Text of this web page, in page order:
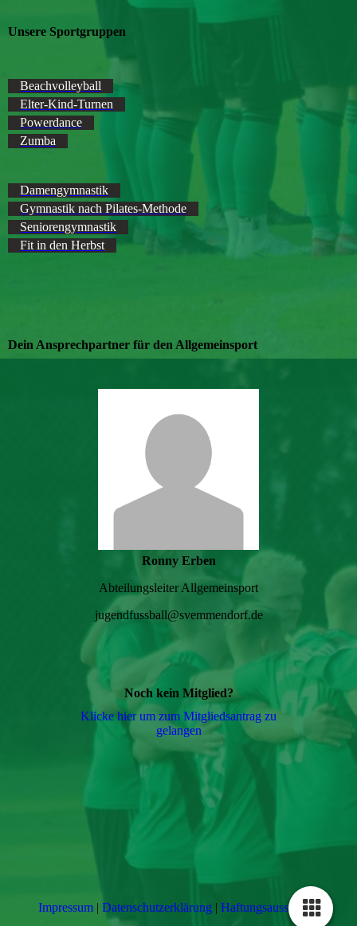
Unsere Sportgruppen
Beachvolleyball
Elter-Kind-Turnen
Powerdance
Zumba
Damengymnastik
Gymnastik nach Pilates-Methode
Seniorengymnastik
Fit in den Herbst
Dein Ansprechpartner für den Allgemeinsport
Ronny Erben
Abteilungsleiter Allgemeinsport
jugendfussball@svemmendorf.de
Noch kein Mitglied?
Klicke hier um zum Mitgliedsantrag zu
gelangen
Impressum| Datenschutzerklärung| Haftungsausschluss